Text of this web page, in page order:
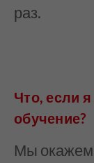
раз.
Что, если
обучение?
Мы окажем